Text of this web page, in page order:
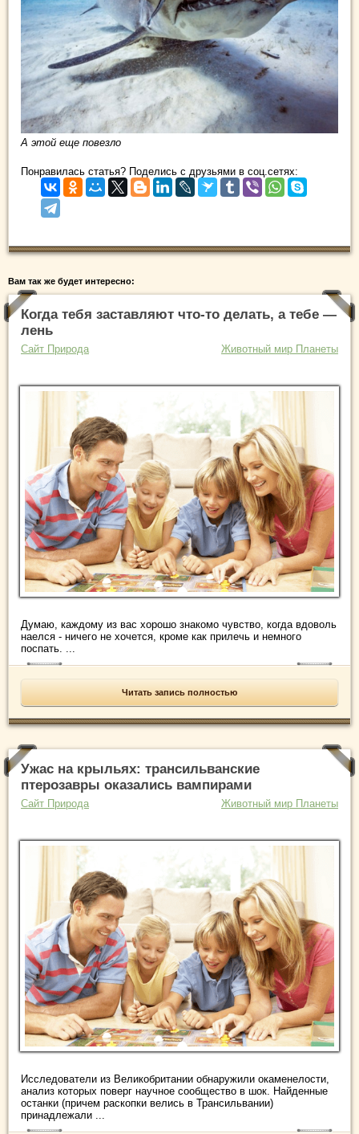
А этой еще повезло
Понравилась статья? Поделись с друзьями в соц.сетях:
Вам так же будет интересно:
Когда тебя заставляют что-то делать, а тебе —
лень
Сайт Природа Животный мир Планеты
Думаю, каждому из вас хорошо знакомо чувство, когда вдоволь
наелся - ничего не хочется, кроме как прилечь и немного
поспать. ...
Читать запись полностью
Ужас на крыльях: трансильванские
птерозавры оказались вампирами
Сайт Природа Животный мир Планеты
Исследователи из Великобритании обнаружили окаменелости,
анализ которых поверг научное сообщество в шок. Найденные
останки (причем раскопки велись в Трансильвании)
принадлежали ...